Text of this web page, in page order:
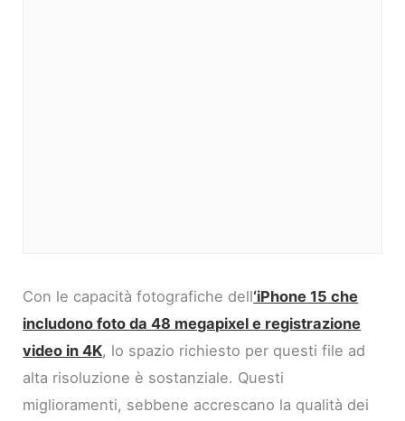
Con le capacità fotografiche dell‘iPhone 15 che
includono foto da 48 megapixel e registrazione
video in 4K, lo spazio richiesto per questi file ad
alta risoluzione è sostanziale. Questi
miglioramenti, sebbene accrescano la qualità dei